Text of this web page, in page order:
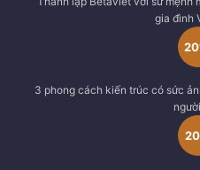
gia đình
3 phong cách kiến trúc có sức